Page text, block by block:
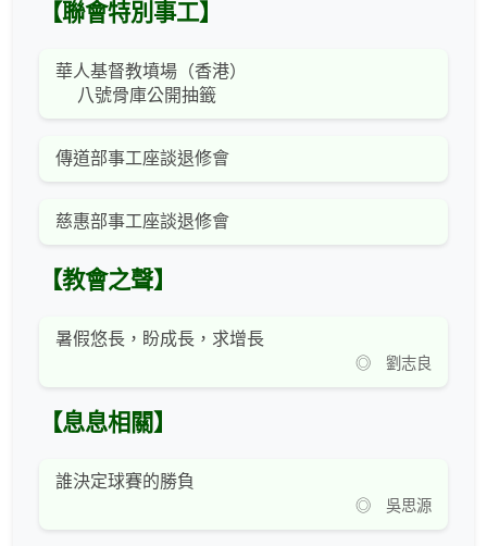
【聯會特別事工】
華人基督教墳場（香港）
八號骨庫公開抽籤
傳道部事工座談退修會
慈惠部事工座談退修會
【教會之聲】
暑假悠長，盼成長，求增長
◎ 劉志良
【息息相關】
誰決定球賽的勝負
◎ 吳思源